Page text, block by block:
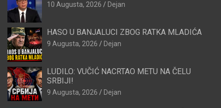
10 Augusta, 2026 Dejan
HASO U BANJALUCI ZBOG RATKA MLADIĆA
9 Augusta, 2026 Dejan
LUDILO: VUČIĆ NACRTAO METU NA ČELU
SRBIJI!
9 Augusta, 2026 Dejan